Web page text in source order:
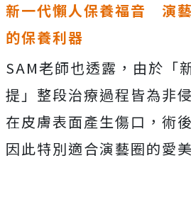
新一代懶人保養福音 演
的保養利器
SAM老師也透露，由於「
提」整段治療過程皆為非
在皮膚表面產生傷口，術
因此特別適合演藝圈的愛